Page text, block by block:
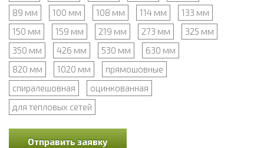
89 мм
100 мм 108 мм 114 мм
133 мм
150 мм
159 мм 219 мм 273 мм
325 мм
350 мм
426 мм 530 мм
630 мм
820 мм
1020 мм
прямошовные
спиралешовная
оцинкованная
для тепловых сетей
Отправить заявку